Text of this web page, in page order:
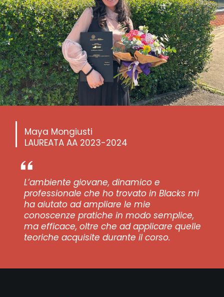
Maya Mongiusti
LAUREATA AA 2023-2024
L’ambiente giovane, dinamico e
professionale che ho trovato in Blacks mi
ha aiutato ad ampliare le mie
conoscenze pratiche in modo semplice,
ma efficace, oltre che ad applicare quelle
teoriche acquisite durante il corso.